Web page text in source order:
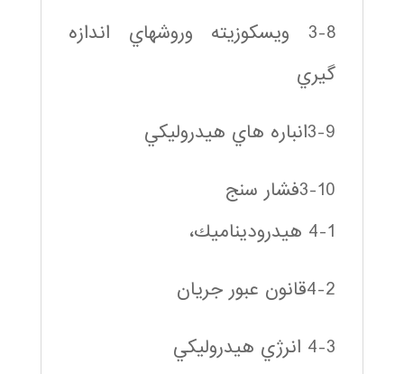
3-8 ويسكوزيته وروشهاي اندازه
گيري
3-9انباره هاي هيدروليكي
3-10فشار سنج
4-1 هيدروديناميك،
4-2قانون عبور جريان
4-3 انرژي هيدروليكي